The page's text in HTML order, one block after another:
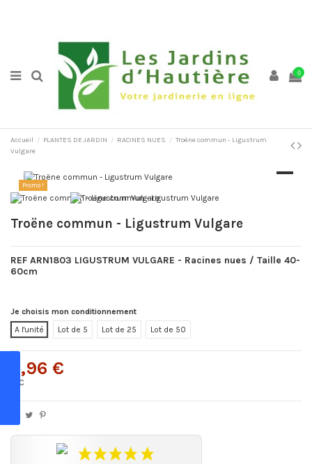
0
Accueil PLANTES DE JARDIN RACINES NUES
Troëne commun - Ligustrum
Vulgare
Promo !
Troëne commun - Ligustrum Vulgare
REF ARN1803 LIGUSTRUM VULGARE - Racines nues / Taille 40-
60cm
Je choisis mon conditionnement
A l'unité
Lot de 5 Lot de 25 Lot de 50
3,96 €
TTC